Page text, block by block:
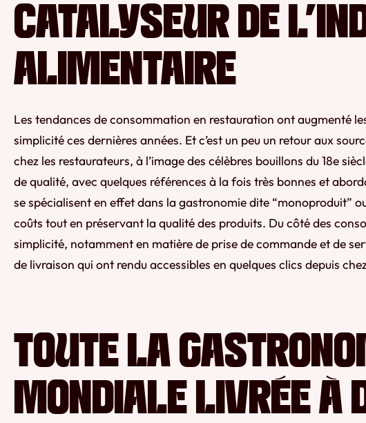
CATALYSEUR DE
ALIMENTAIRE
Les tendances de consommation en restauration ont augmenté
simplicité ces dernières années. Et c’est un peu un retour aux
chez les restaurateurs, à l’image des célèbres bouillons du 18e
de qualité, avec quelques références à la fois très bonnes et
se spécialisent en effet dans la gastronomie dite “monoproduit”
coûts tout en préservant la qualité des produits. Du côté des
simplicité, notamment en matière de prise de commande et de
de livraison qui ont rendu accessibles en quelques clics depuis
TOUTE LA
MONDIALE LIVRÉE À